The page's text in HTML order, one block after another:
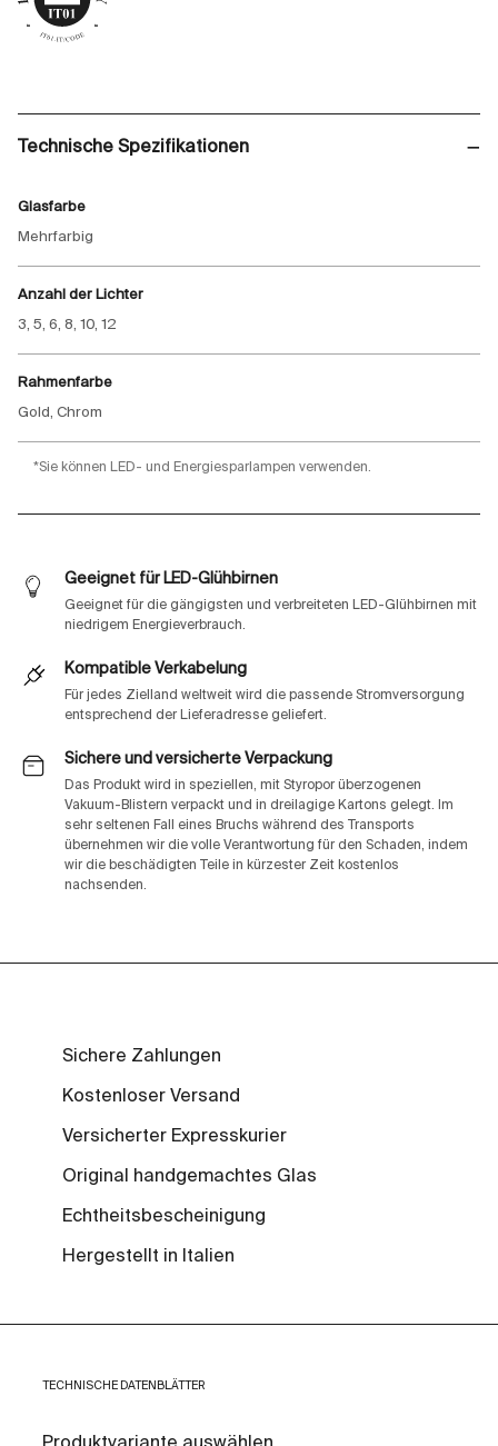
Technische Spezifikationen
Glasfarbe
Mehrfarbig
Anzahl der Lichter
3, 5, 6, 8, 10, 12
Rahmenfarbe
Gold, Chrom
*Sie können LED- und Energiesparlampen verwenden.
Geeignet für LED-Glühbirnen
Geeignet für die gängigsten und verbreiteten LED-Glühbirnen mit
niedrigem Energieverbrauch.
Kompatible Verkabelung
Für jedes Zielland weltweit wird die passende Stromversorgung
entsprechend der Lieferadresse geliefert.
Sichere und versicherte Verpackung
Das Produkt wird in speziellen, mit Styropor überzogenen
Vakuum-Blistern verpackt und in dreilagige Kartons gelegt. Im
sehr seltenen Fall eines Bruchs während des Transports
übernehmen wir die volle Verantwortung für den Schaden, indem
wir die beschädigten Teile in kürzester Zeit kostenlos
nachsenden.
Sichere Zahlungen
Kostenloser Versand
Versicherter Expresskurier
Original handgemachtes Glas
Echtheitsbescheinigung
Hergestellt in Italien
TECHNISCHE DATENBLÄTTER